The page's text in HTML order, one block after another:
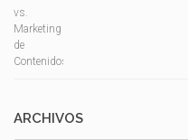
ARCHIVOS